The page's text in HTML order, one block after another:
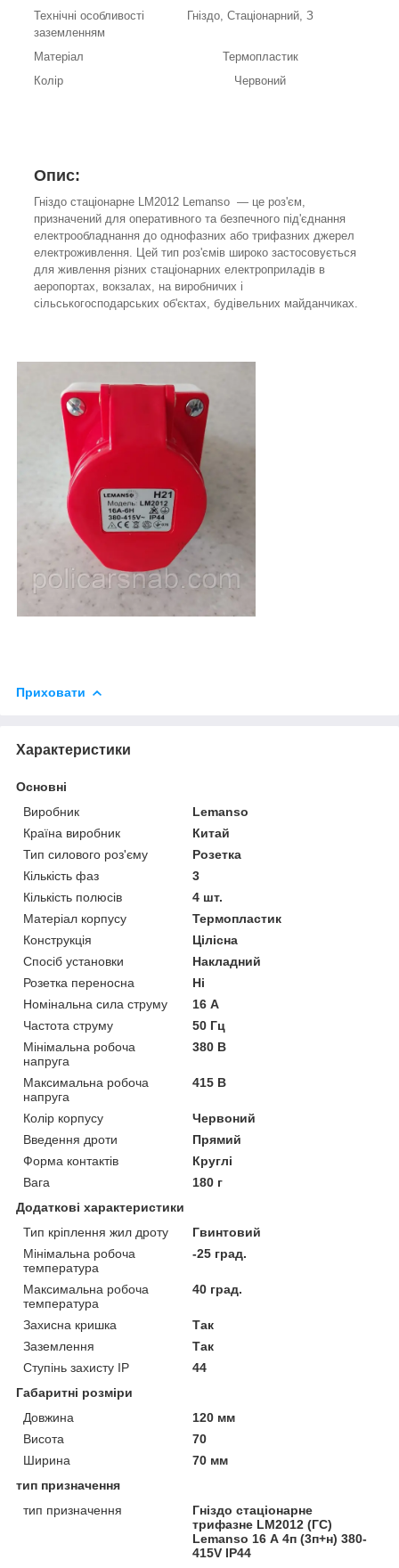
Технічні особливості Гніздо, Стаціонарний, З
заземленням
Матеріал Термопластик
Колір Червоний
Опис:
Гніздо стаціонарне LM2012 Lemanso — це роз'єм,
призначений для оперативного та безпечного під'єднання
електрообладнання до однофазних або трифазних джерел
електроживлення. Цей тип роз'ємів широко застосовується
для живлення різних стаціонарних електроприладів в
аеропортах, вокзалах, на виробничих і
сільськогосподарських об'єктах, будівельних майданчиках.
Приховати
Характеристики
Основні
Виробник
Lemanso
Країна виробник
Китай
Тип силового роз'єму
Розетка
Кількість фаз
3
Кількість полюсів
4 шт.
Матеріал корпусу
Термопластик
Конструкція
Цілісна
Спосіб установки
Накладний
Розетка переносна
Ні
Номінальна сила струму
16 А
Частота струму
50 Гц
Мінімальна робоча
напруга
380 В
Максимальна робоча
напруга
415 В
Колір корпусу
Червоний
Введення дроти
Прямий
Форма контактів
Круглі
Вага
180 г
Додаткові характеристики
Тип кріплення жил дроту
Гвинтовий
Мінімальна робоча
температура
-25 град.
Максимальна робоча
температура
40 град.
Захисна кришка
Так
Заземлення
Так
Ступінь захисту IP
44
Габаритні розміри
Довжина
120 мм
Висота
70
Ширина
70 мм
тип призначення
тип призначення
Гніздо стаціонарне
трифазне LM2012 (ГС)
Lemanso 16 А 4п (3п+н) 380-
415V IP44